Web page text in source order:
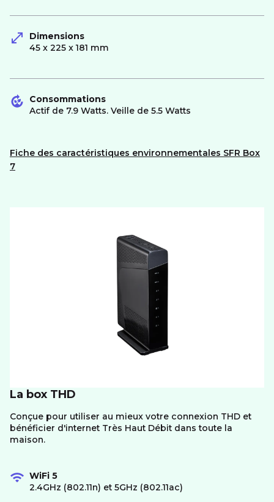
Dimensions
45 x 225 x 181 mm
Consommations
Actif de 7.9 Watts. Veille de 5.5 Watts
Fiche des caractéristiques environnementales SFR Box
7
La box THD
Conçue pour utiliser au mieux votre connexion THD et
bénéficier d'internet Très Haut Débit dans toute la
maison.
WiFi 5
2.4GHz (802.11n) et 5GHz (802.11ac)